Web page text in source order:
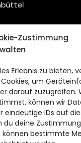
Zustimmung
Erlebnis zu bieten,
um
darauf zuzugreifen.
können wir
eindeutige IDs auf
du deine
können bestimmte
– 65
FÜR